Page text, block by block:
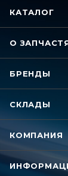
КАТАЛОГ
О
БРЕНДЫ
СКЛАДЫ
КОМПАНИЯ